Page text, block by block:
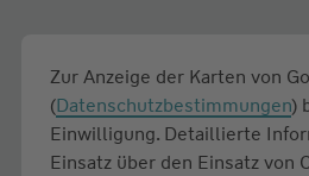
Zur Anzeige der Karten von
(Datenschutzbestimmungen)
Einwilligung. Detaillierte
Einsatz über den Einsatz von